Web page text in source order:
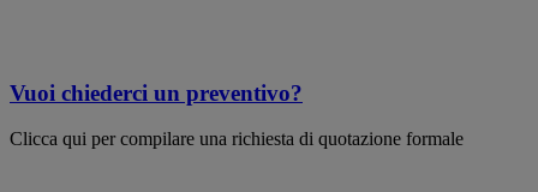
Vuoi chiederci un preventivo?
Clicca qui per compilare una richiesta di quotazione formale